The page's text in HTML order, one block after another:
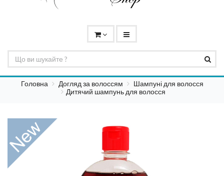
Головна Догляд за волоссям
Шампуні для волосся
Дитячий шампунь для волосся